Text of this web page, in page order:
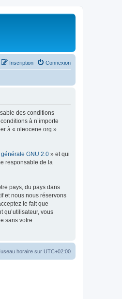
Connexion
Inscription
des conditions
à n’importe
à « oleocene.org »
GNU 2.0 » et qui
responsable de la
pays, du pays dans
et nous nous réservons
le fait que
qu’utilisateur, vous
sans votre
horaire sur UTC+02:00